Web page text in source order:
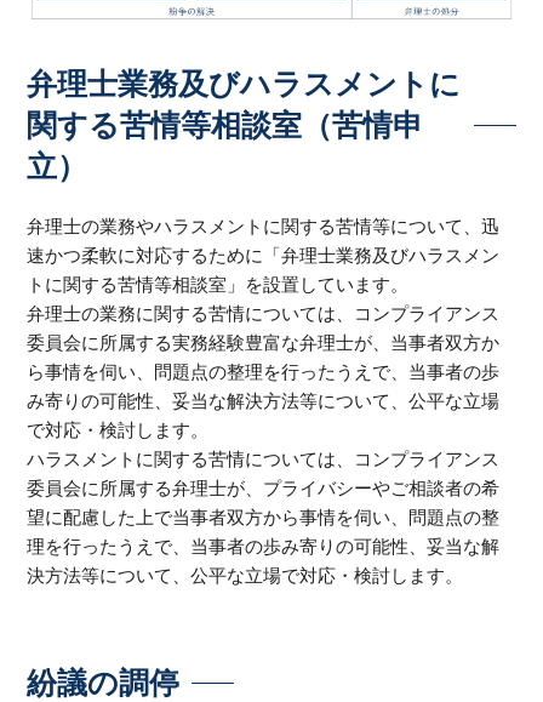
弁理士業務及びハラスメントに
関する苦情等相談室（苦情申
立）
弁理士の業務やハラスメントに関する苦情等について、迅
速かつ柔軟に対応するために「弁理士業務及びハラスメン
トに関する苦情等相談室」を設置しています。
弁理士の業務に関する苦情については、コンプライアンス
委員会に所属する実務経験豊富な弁理士が、当事者双方か
ら事情を伺い、問題点の整理を行ったうえで、当事者の歩
み寄りの可能性、妥当な解決方法等について、公平な立場
で対応・検討します。
ハラスメントに関する苦情については、コンプライアンス
委員会に所属する弁理士が、プライバシーやご相談者の希
望に配慮した上で当事者双方から事情を伺い、問題点の整
理を行ったうえで、当事者の歩み寄りの可能性、妥当な解
決方法等について、公平な立場で対応・検討します。
紛議の調停